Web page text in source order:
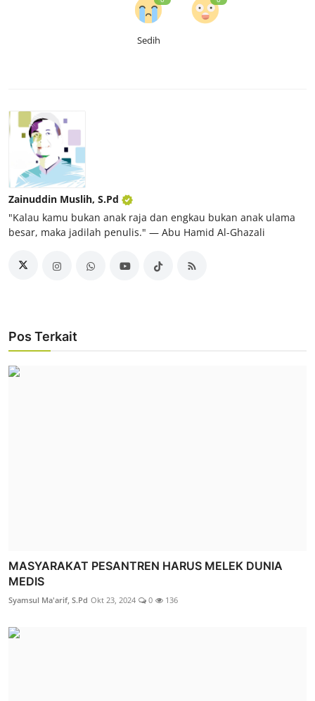
Sedih
Zainuddin Muslih, S.Pd
"Kalau kamu bukan anak raja dan engkau bukan anak ulama
besar, maka jadilah penulis." ― Abu Hamid Al-Ghazali
Pos Terkait
MASYARAKAT PESANTREN HARUS MELEK DUNIA
MEDIS
Syamsul Ma'arif, S.Pd Okt 23, 2024 0 136